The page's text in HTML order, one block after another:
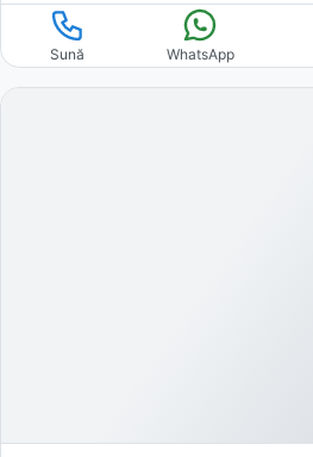
Sună WhatsApp